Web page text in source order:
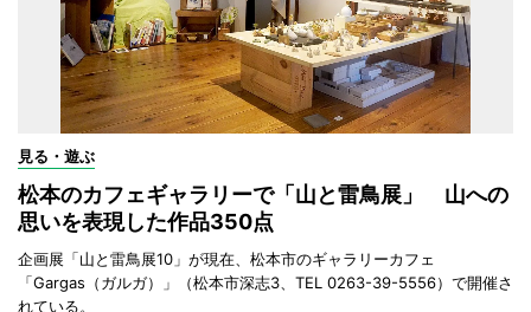
見る・遊ぶ
松本のカフェギャラリーで「山と雷鳥展」 山への
思いを表現した作品350点
企画展「山と雷鳥展10」が現在、松本市のギャラリーカフェ
「Gargas（ガルガ）」（松本市深志3、TEL 0263-39-5556）で開催さ
れている。